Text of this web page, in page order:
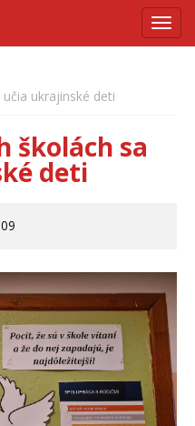
ukrajinské deti
školách sa
deti